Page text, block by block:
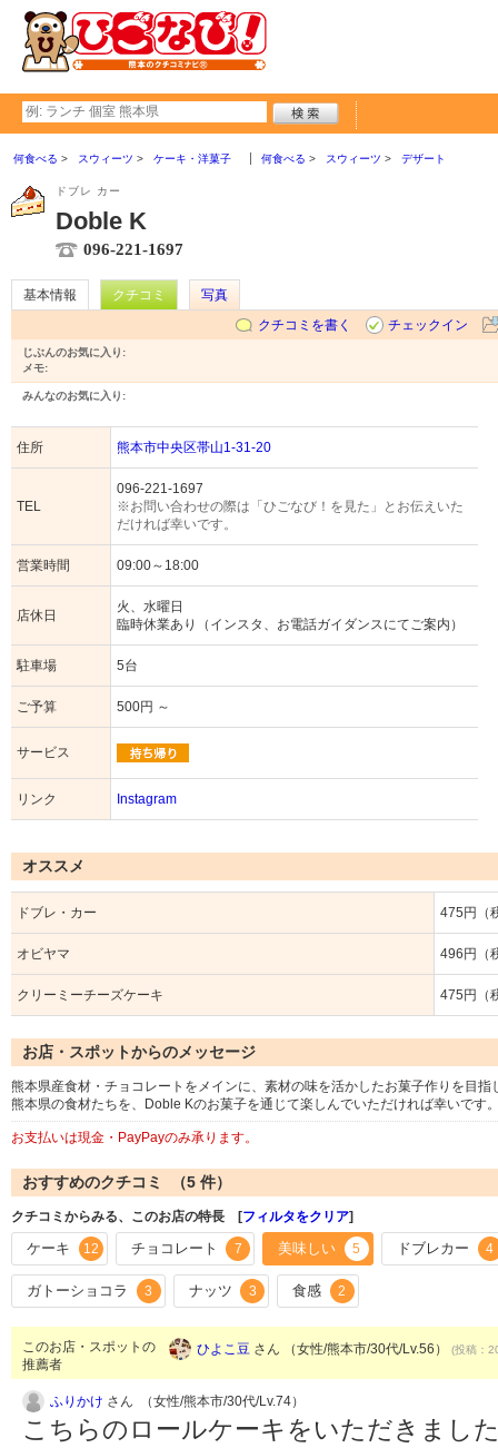
何食べる スウィーツ ケーキ・洋菓子 何食べる スウィーツ デザート
ドブレ カー
Doble K
096-221-1697
基本情報 クチコミ
写真
クチコミを書く
チェックイン
じぶんのお気に入り:
メモ:
みんなのお気に入り:
住所 熊本市中央区帯山1-31-20
TEL
096-221-1697
※お問い合わせの際は「ひごなび！を見た」とお伝えいた
だければ幸いです。
営業時間 09:00～18:00
店休日
火、水曜日
臨時休業あり（インスタ、お電話ガイダンスにてご案内）
駐車場 5台
ご予算 500円 ～
サービス
リンク Instagram
オススメ
ドブレ・カー 475円（
オビヤマ 496円（
クリーミーチーズケーキ 475円（
お店・スポットからのメッセージ
熊本県産食材・チョコレートをメインに、素材の味を活かしたお菓子作りを目指
熊本県の食材たちを、Doble Kのお菓子を通じて楽しんでいただければ幸いです
お支払いは現金・PayPayのみ承ります。
おすすめのクチコミ （5 件）
クチコミからみる、このお店の特長 [フィルタをクリア]
ケーキ 12 チョコレート 7 美味しい 5 ドブレカー 4
ガトーショコラ 3 ナッツ 3 食感 2
このお店・スポットの
推薦者
ひよこ豆 さん （女性/熊本市/30代/Lv.56） (投稿：
ふりかけ さん （女性/熊本市/30代/Lv.74）
こちらのロールケーキをいただきまし